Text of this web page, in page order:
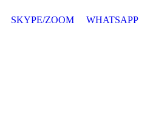
SKYPE/ZOOM WHATSAPP